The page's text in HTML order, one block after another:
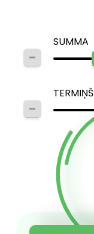
SUMMA
TERMIŅŠ